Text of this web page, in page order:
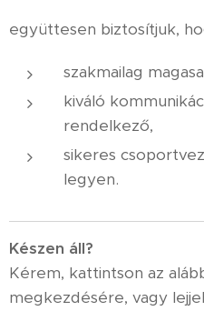
együttesen biztosítjuk,
szakmailag
kiváló
rendelkező,
sikeres
legyen.
Készen áll?
Kérem, kattintson az
megkezdésére, vagy